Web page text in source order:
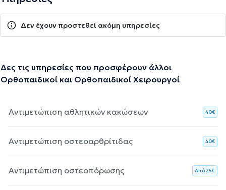
Δεν έχουν προστεθεί ακόμη υπηρεσίες
Δες τις υπηρεσίες που προσφέρουν άλλοι
Ορθοπαιδικοί και Ορθοπαιδικοί Χειρουργοί
Αντιμετώπιση αθλητικών κακώσεων 40€
Αντιμετώπιση οστεοαρθρίτιδας 40€
Αντιμετώπιση οστεοπόρωσης Aπό 25€